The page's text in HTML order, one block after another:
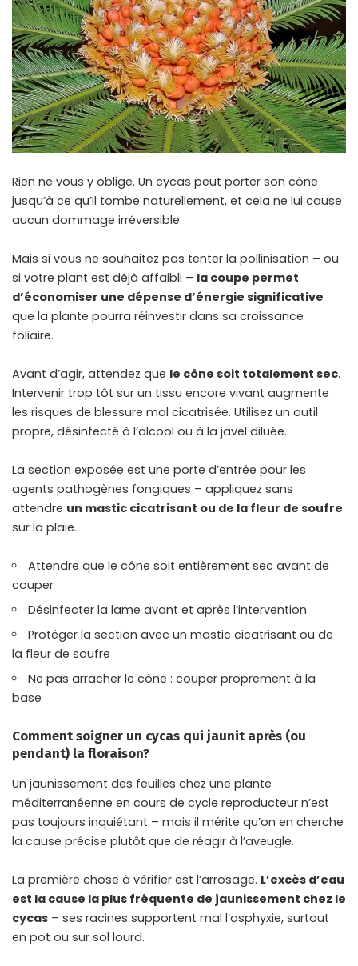
Rien ne vous y oblige. Un cycas peut porter son cône
jusqu’à ce qu’il tombe naturellement, et cela ne lui cause
aucun dommage irréversible.
Mais si vous ne souhaitez pas tenter la pollinisation – ou
si votre plant est déjà affaibli – la coupe permet
d’économiser une dépense d’énergie significative
que la plante pourra réinvestir dans sa croissance
foliaire.
Avant d’agir, attendez que le cône soit totalement sec.
Intervenir trop tôt sur un tissu encore vivant augmente
les risques de blessure mal cicatrisée. Utilisez un outil
propre, désinfecté à l’alcool ou à la javel diluée.
La section exposée est une porte d’entrée pour les
agents pathogènes fongiques – appliquez sans
attendre un mastic cicatrisant ou de la fleur de soufre
sur la plaie.
Attendre que le cône soit entièrement sec avant de
couper
Désinfecter la lame avant et après l’intervention
Protéger la section avec un mastic cicatrisant ou de
la fleur de soufre
Ne pas arracher le cône : couper proprement à la
base
Comment soigner un cycas qui jaunit après (ou
pendant) la floraison?
Un jaunissement des feuilles chez une plante
méditerranéenne en cours de cycle reproducteur n’est
pas toujours inquiétant – mais il mérite qu’on en cherche
la cause précise plutôt que de réagir à l’aveugle.
La première chose à vérifier est l’arrosage. L’excès d’eau
est la cause la plus fréquente de jaunissement chez le
cycas – ses racines supportent mal l’asphyxie, surtout
en pot ou sur sol lourd.